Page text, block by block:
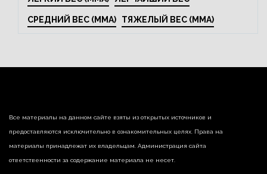
СРЕДНИЙ ВЕС (MMA) ТЯЖЕЛЫЙ ВЕС (MMA)
Все материалы на данном сайте взяты из открытых источников и
предоставляются исключительно в ознакомительных целях. Права на
материалы принадлежат их владельцам. Администрация сайта
ответственности за содержание материала не несет.